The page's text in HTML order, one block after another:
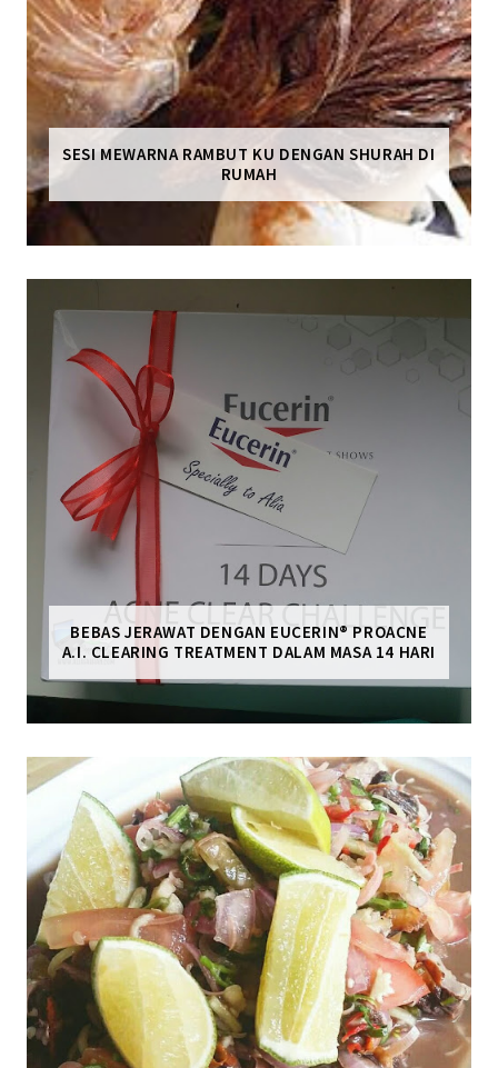
SESI MEWARNA RAMBUT KU DENGAN SHURAH DI
RUMAH
BEBAS JERAWAT DENGAN EUCERIN® PROACNE
A.I. CLEARING TREATMENT DALAM MASA 14 HARI